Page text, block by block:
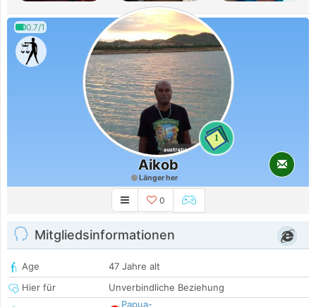
0.7/1
1
Aikob
Länger her
0
Mitgliedsinformationen
Age
47 Jahre alt
Hier für
Unverbindliche Beziehung
Papua-